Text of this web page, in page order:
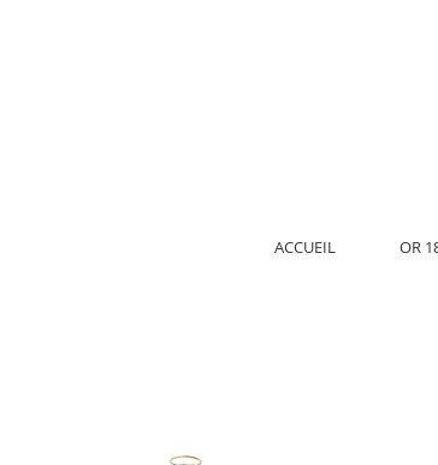
ACCUEIL OR